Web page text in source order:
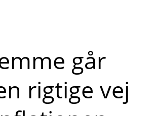
går
rigtige vej